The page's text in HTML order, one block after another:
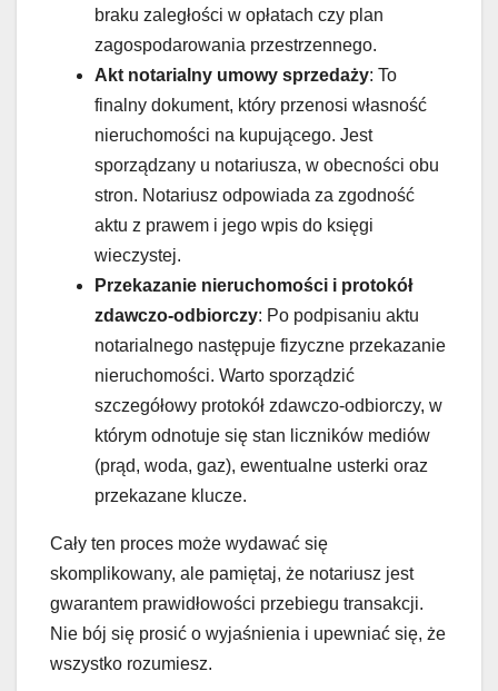
braku zaległości w opłatach czy plan
zagospodarowania przestrzennego.
Akt notarialny umowy sprzedaży: To
finalny dokument, który przenosi własność
nieruchomości na kupującego. Jest
sporządzany u notariusza, w obecności obu
stron. Notariusz odpowiada za zgodność
aktu z prawem i jego wpis do księgi
wieczystej.
Przekazanie nieruchomości i protokół
zdawczo-odbiorczy: Po podpisaniu aktu
notarialnego następuje fizyczne przekazanie
nieruchomości. Warto sporządzić
szczegółowy protokół zdawczo-odbiorczy, w
którym odnotuje się stan liczników mediów
(prąd, woda, gaz), ewentualne usterki oraz
przekazane klucze.
Cały ten proces może wydawać się
skomplikowany, ale pamiętaj, że notariusz jest
gwarantem prawidłowości przebiegu transakcji.
Nie bój się prosić o wyjaśnienia i upewniać się, że
wszystko rozumiesz.